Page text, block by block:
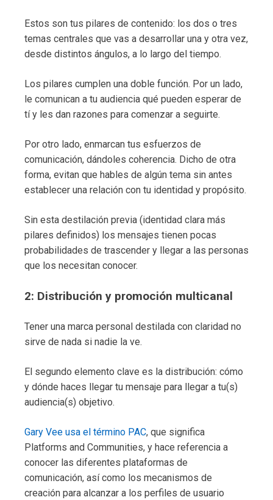
Estos son tus pilares de contenido: los dos o tres
temas centrales que vas a desarrollar una y otra vez,
desde distintos ángulos, a lo largo del tiempo.
Los pilares cumplen una doble función. Por un lado,
le comunican a tu audiencia qué pueden esperar de
tí y les dan razones para comenzar a seguirte.
Por otro lado, enmarcan tus esfuerzos de
comunicación, dándoles coherencia. Dicho de otra
forma, evitan que hables de algún tema sin antes
establecer una relación con tu identidad y propósito.
Sin esta destilación previa (identidad clara más
pilares definidos) los mensajes tienen pocas
probabilidades de trascender y llegar a las personas
que los necesitan conocer.
2: Distribución y promoción multicanal
Tener una marca personal destilada con claridad no
sirve de nada si nadie la ve.
El segundo elemento clave es la distribución: cómo
y dónde haces llegar tu mensaje para llegar a tu(s)
audiencia(s) objetivo.
Gary Vee usa el término PAC, que significa
Platforms and Communities, y hace referencia a
conocer las diferentes plataformas de
comunicación, así como los mecanismos de
creación para alcanzar a los perfiles de usuario